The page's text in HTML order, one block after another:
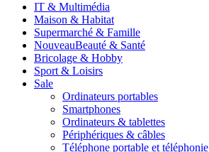
IT & Multimédia
Maison & Habitat
Supermarché & Famille
NouveauBeauté & Santé
Bricolage & Hobby
Sport & Loisirs
Sale
Ordinateurs portables
Smartphones
Ordinateurs & tablettes
Périphériques & câbles
Téléphone portable et téléphonie